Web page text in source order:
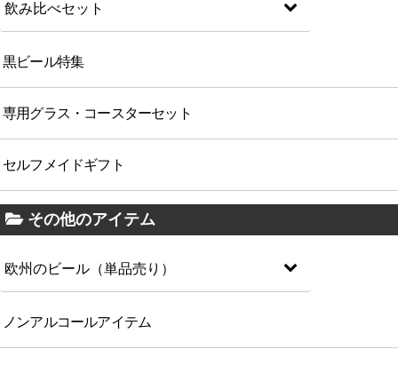
飲み比べセット
黒ビール特集
専用グラス・コースターセット
セルフメイドギフト
その他のアイテム
欧州のビール（単品売り）
ノンアルコールアイテム